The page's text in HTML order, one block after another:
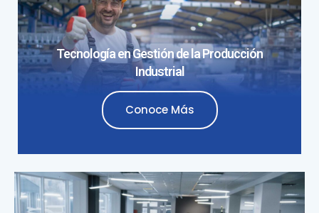
Tecnología en Gestión de la Producción
Industrial
Conoce Más